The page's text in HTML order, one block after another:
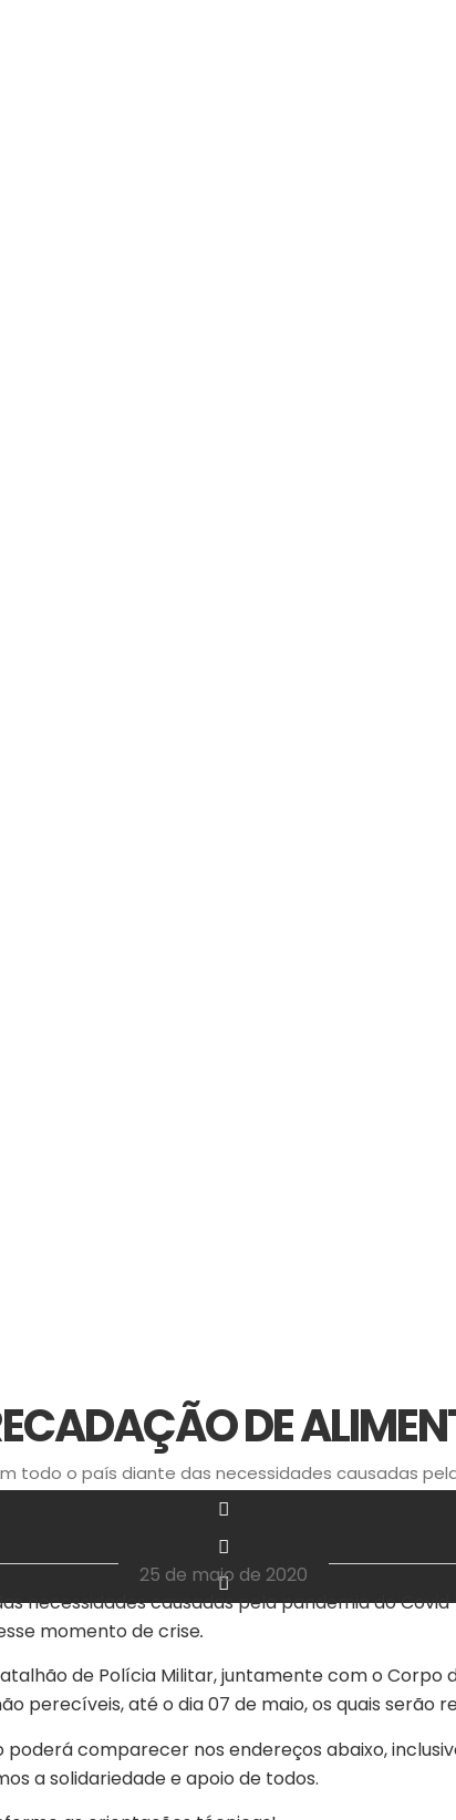
DE
todo o país diante das necessidades causadas
‎ ‎ ‎ ‎ ‎ ‎ ‎ ‎ ‎ ‎ ‎ ‎ ‎ ‎ ‎ ‎ ‎ ‎ ‎ ‎ ‎ ‎ ‎ ‎ ‎ ‎ ‎ ‎ ‎ ‎ ‎
25 de maio de 2020
necessidades causadas pela pandemia do
momento de crise.
de Polícia Militar, juntamente com o Corpo
perecíveis, até o dia 07 de maio, os quais serão
comparecer nos endereços abaixo,
a solidariedade e apoio de todos.